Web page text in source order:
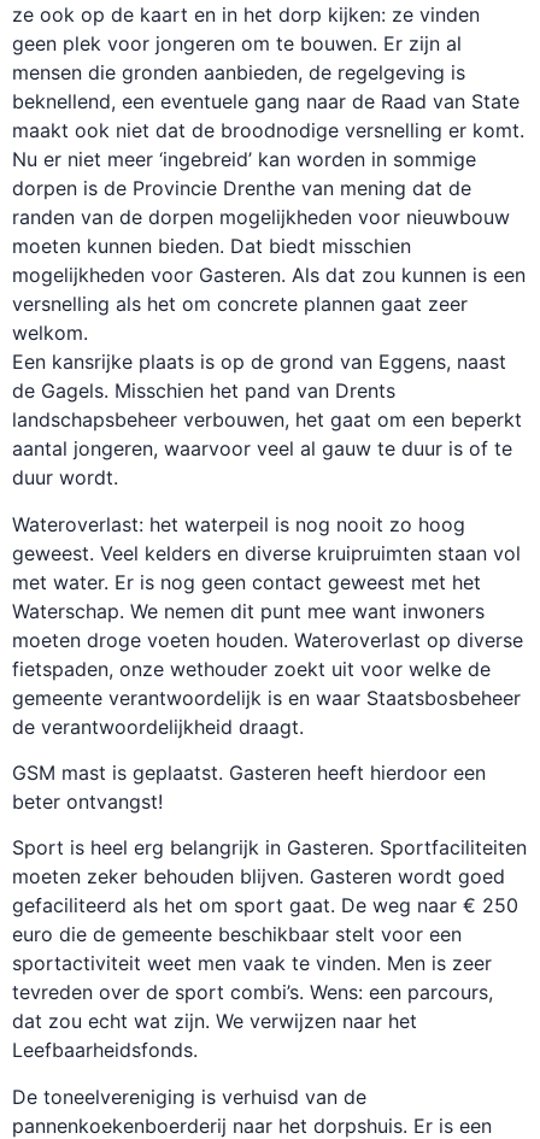
ze ook op de kaart en in het dorp kijken: ze vinden
geen plek voor jongeren om te bouwen. Er zijn al
mensen die gronden aanbieden, de regelgeving is
beknellend, een eventuele gang naar de Raad van State
maakt ook niet dat de broodnodige versnelling er komt.
Nu er niet meer ‘ingebreid’ kan worden in sommige
dorpen is de Provincie Drenthe van mening dat de
randen van de dorpen mogelijkheden voor nieuwbouw
moeten kunnen bieden. Dat biedt misschien
mogelijkheden voor Gasteren. Als dat zou kunnen is een
versnelling als het om concrete plannen gaat zeer
welkom.
Een kansrijke plaats is op de grond van Eggens, naast
de Gagels. Misschien het pand van Drents
landschapsbeheer verbouwen, het gaat om een beperkt
aantal jongeren, waarvoor veel al gauw te duur is of te
duur wordt.
Wateroverlast: het waterpeil is nog nooit zo hoog
geweest. Veel kelders en diverse kruipruimten staan vol
met water. Er is nog geen contact geweest met het
Waterschap. We nemen dit punt mee want inwoners
moeten droge voeten houden. Wateroverlast op diverse
fietspaden, onze wethouder zoekt uit voor welke de
gemeente verantwoordelijk is en waar Staatsbosbeheer
de verantwoordelijkheid draagt.
GSM mast is geplaatst. Gasteren heeft hierdoor een
beter ontvangst!
Sport is heel erg belangrijk in Gasteren. Sportfaciliteiten
moeten zeker behouden blijven. Gasteren wordt goed
gefaciliteerd als het om sport gaat. De weg naar € 250
euro die de gemeente beschikbaar stelt voor een
sportactiviteit weet men vaak te vinden. Men is zeer
tevreden over de sport combi’s. Wens: een parcours,
dat zou echt wat zijn. We verwijzen naar het
Leefbaarheidsfonds.
De toneelvereniging is verhuisd van de
pannenkoekenboerderij naar het dorpshuis. Er is een